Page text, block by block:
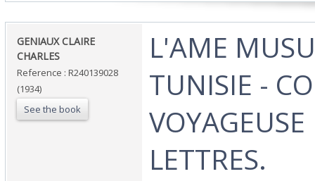
‎GENIAUX CLAIRE
CHARLES‎
Reference : R240139028
(1934)
See the book
‎L'AME
TUNISIE -
VOYAGEUSE
LETTRES.‎